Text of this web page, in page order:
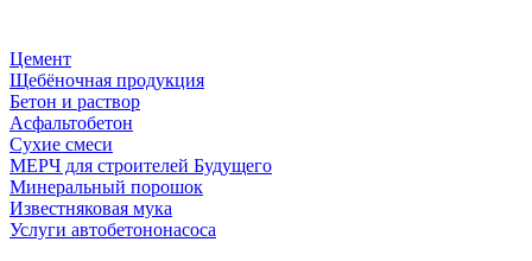
Цемент
Щебёночная продукция
Бетон и раствор
Асфальтобетон
Сухие смеси
МЕРЧ для строителей Будущего
Минеральный порошок
Известняковая мука
Услуги автобетононасоса